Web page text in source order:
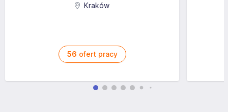
Kraków
56 ofert pracy